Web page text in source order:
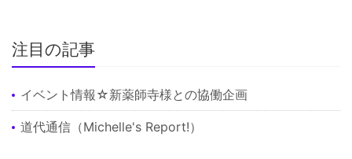
注目の記事
イベント情報☆新薬師寺様との協働企画
道代通信（Michelle's Report!）